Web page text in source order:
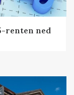
renten ned